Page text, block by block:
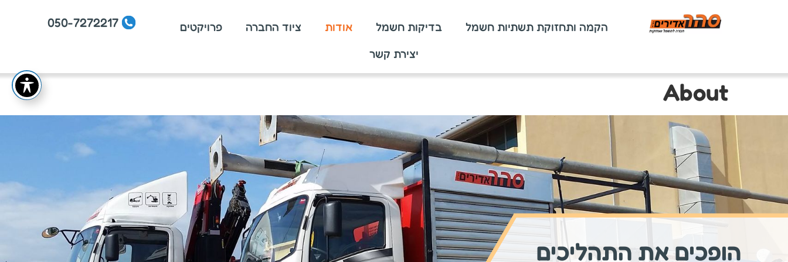
הקמה ותחזוקת תשתיות חשמל בדיקות חשמל אודות ציוד החברה
פרויקטים
יצירת קשר
050-7272217
About
הופכים את התהליכים